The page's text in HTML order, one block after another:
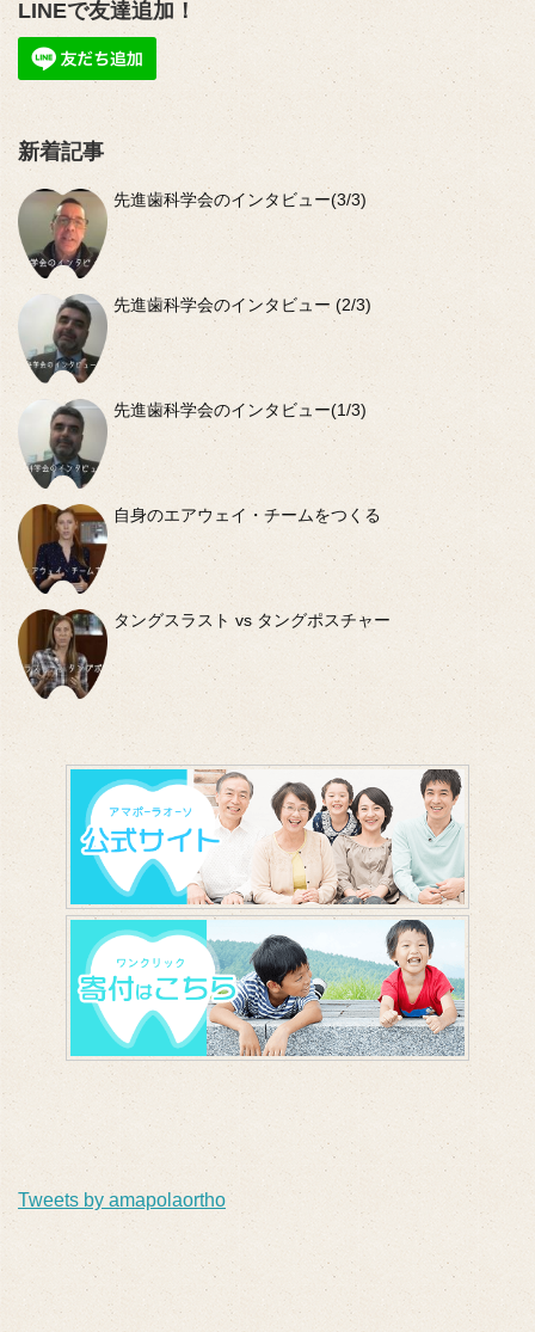
LINEで友達追加！
新着記事
先進歯科学会のインタビュー(3/3)
先進歯科学会のインタビュー (2/3)
先進歯科学会のインタビュー(1/3)
自身のエアウェイ・チームをつくる
タングスラスト vs タングポスチャー
Tweets by amapolaortho